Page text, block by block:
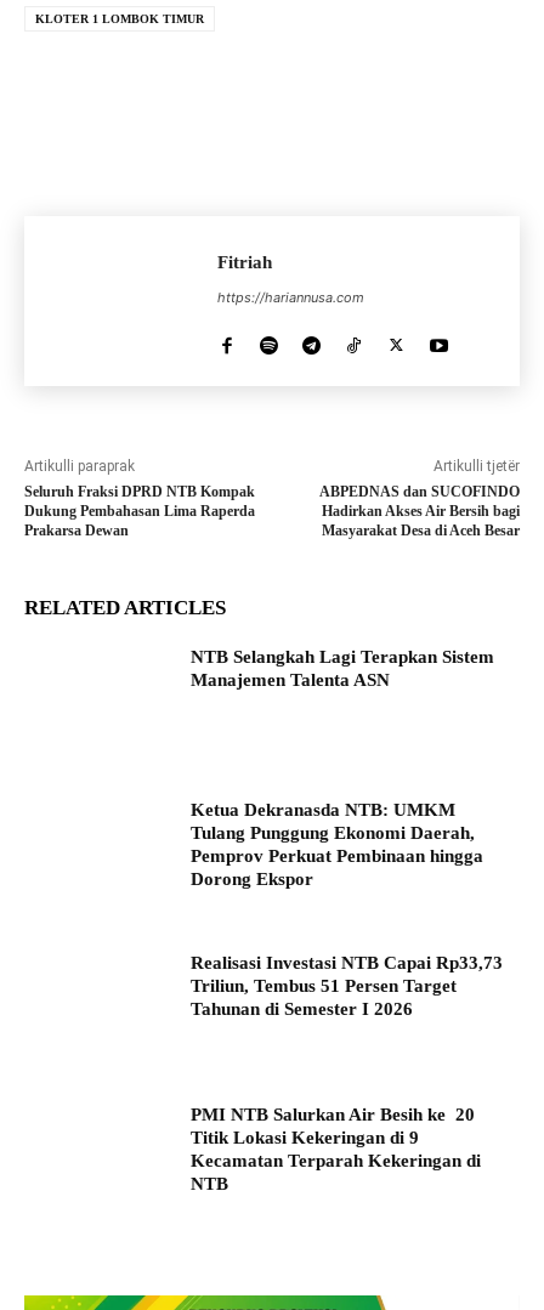
KLOTER 1 LOMBOK TIMUR
Fitriah
https://hariannusa.com
Artikulli paraprak
Seluruh Fraksi DPRD NTB Kompak
Dukung Pembahasan Lima Raperda
Prakarsa Dewan
Artikulli tjetër
ABPEDNAS dan SUCOFINDO
Hadirkan Akses Air Bersih bagi
Masyarakat Desa di Aceh Besar
RELATED ARTICLES
NTB Selangkah Lagi Terapkan Sistem
Manajemen Talenta ASN
Ketua Dekranasda NTB: UMKM
Tulang Punggung Ekonomi Daerah,
Pemprov Perkuat Pembinaan hingga
Dorong Ekspor
Realisasi Investasi NTB Capai Rp33,73
Triliun, Tembus 51 Persen Target
Tahunan di Semester I 2026
PMI NTB Salurkan Air Besih ke 20
Titik Lokasi Kekeringan di 9
Kecamatan Terparah Kekeringan di
NTB